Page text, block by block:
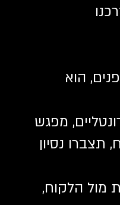
הוא
5 מפגשים פרונטליים, מפגש
תצברו נסיון
מול הלקוח,